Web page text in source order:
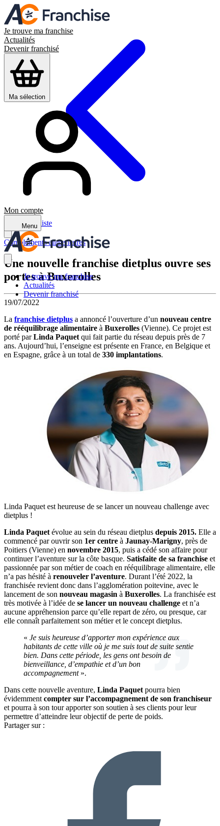
Je trouve ma franchise
Actualités
Devenir franchisé
Ma sélection
Mon compte
Menu
Je trouve ma franchise
Actualités
Devenir franchisé
Retour à la liste
Compléments alimentaires
Une nouvelle franchise dietplus ouvre ses
portes à Buxerolles
19/07/2022
La franchise dietplus a annoncé l’ouverture d’un nouveau centre
de rééquilibrage alimentaire à Buxerolles (Vienne). Ce projet est
porté parLinda Paquet qui fait partie du réseau depuis près de 7
ans. Aujourd’hui, l’enseigne est présente en France, en Belgique et
en Espagne, grâce à un total de 330 implantations.
Linda Paquet est heureuse de se lancer un nouveau challenge avec
dietplus !
Linda Paquet évolue au sein du réseau dietplus depuis 2015. Elle a
commencé par ouvrir son 1er centre à Jaunay-Marigny, près de
Poitiers (Vienne) en novembre 2015, puis a cédé son affaire pour
continuer l’aventure sur la côte basque. Satisfaite de sa franchise et
passionnée par son métier de coach en rééquilibrage alimentaire, elle
n’a pas hésité à renouveler l’aventure. Durant l’été 2022, la
franchisée revient donc dans l’agglomération poitevine, avec le
lancement de son nouveau magasin à Buxerolles. La franchisée est
très motivée à l’idée de se lancer un nouveau challenge et n’a
aucune appréhension parce qu’elle repart de zéro, ou presque, car
elle connaît parfaitement son métier et le concept dietplus.
« Je suis heureuse d’apporter mon expérience aux
habitants de cette ville où je me suis tout de suite sentie
bien. Dans cette période, les gens ont besoin de
bienveillance, d’empathie et d’un bon
accompagnement».
Dans cette nouvelle aventure, Linda Paquet pourra bien
évidemment compter sur l’accompagnement de son franchiseur
et pourra à son tour apporter son soutien à ses clients pour leur
permettre d’atteindre leur objectif de perte de poids.
Partager sur :